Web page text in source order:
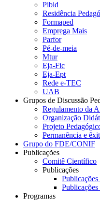
Pibid
Residência
Formaped
Emprega Mais
Parfor
Pé-de-meia
Mtur
Eja-Fic
Eja-Ept
Rede e-TEC
UAB
Grupos de Discussão
Regulamento da
Organização
Projeto
Permanência e
Grupo do FDE/CONIF
Publicações
Comitê Científico
Publicações
Publicações
Programas